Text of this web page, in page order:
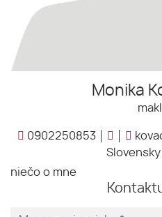
Monika
0902250853
Slovensky
niečo o mne